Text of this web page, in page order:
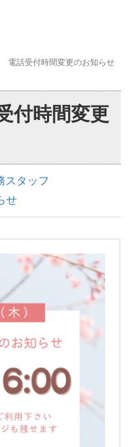
電話受付時間変更のお知らせ
付時間変更
スタッフ
せ